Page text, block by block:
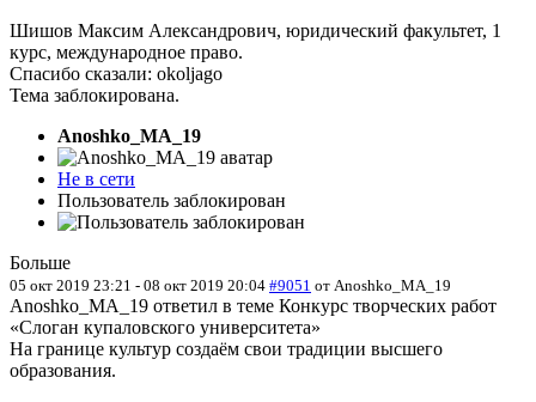
Шишов Максим Александрович, юридический факультет, 1
курс, международное право.
Спасибо сказали: okoljago
Тема заблокирована.
Anoshko_MA_19
Не в сети
Пользователь заблокирован
Больше
05 окт 2019 23:21 - 08 окт 2019 20:04 #9051 от Anoshko_MA_19
Anoshko_MA_19 ответил в теме Конкурс творческих работ
«Слоган купаловского университета»
На границе культур создаём свои традиции высшего
образования.